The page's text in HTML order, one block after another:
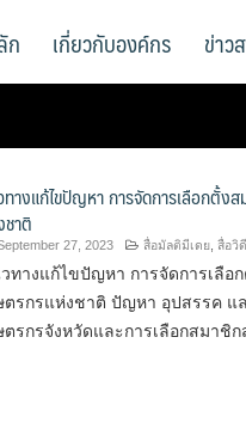
ก เกี่ยวกับองค์กร ข่าว
ทางแก้ไขปัญหา การจัดการเลือกตั้ง
าติ
27, 2023 สื่อมัลติมีเดย, สื่อวิ
ทางแก้ไขปัญหา การจัดการเลือ
ตรกรแห่งชาติ ปัญหา อุปสรรค แ
ตรกรจังหวัดและการเลือกสมาชิ